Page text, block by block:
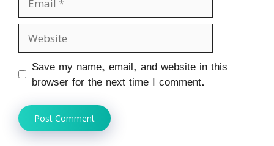
Website
Save my name, email, and website in this
browser for the next time I comment.